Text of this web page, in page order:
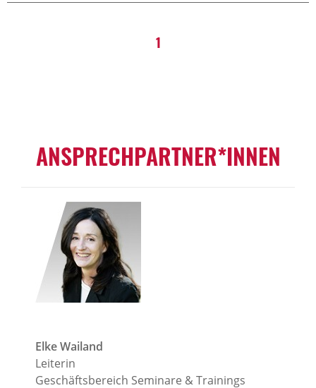
1
ANSPRECHPARTNER*INNEN
Elke Wailand
Leiterin
Geschäftsbereich Seminare & Trainings